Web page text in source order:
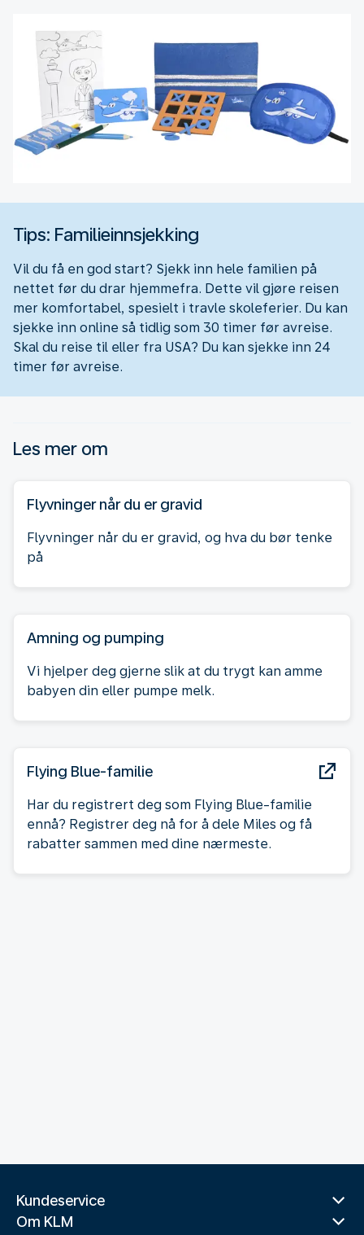
Tips: Familieinnsjekking
Vil du få en god start? Sjekk inn hele familien på
nettet før du drar hjemmefra. Dette vil gjøre reisen
mer komfortabel, spesielt i travle skoleferier. Du kan
sjekke inn online så tidlig som 30 timer før avreise.
Skal du reise til eller fra USA? Du kan sjekke inn 24
timer før avreise.
Les mer om
Flyvninger når du er gravid
Flyvninger når du er gravid, og hva du bør tenke
på
Amning og pumping
Vi hjelper deg gjerne slik at du trygt kan amme
babyen din eller pumpe melk.
Flying Blue-familie
Har du registrert deg som Flying Blue-familie
ennå? Registrer deg nå for å dele Miles og få
rabatter sammen med dine nærmeste.
Kundeservice
Om KLM